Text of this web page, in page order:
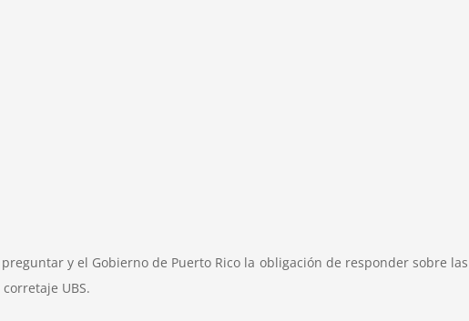
y el Gobierno de Puerto Rico la obligación de responder sobre
UBS.